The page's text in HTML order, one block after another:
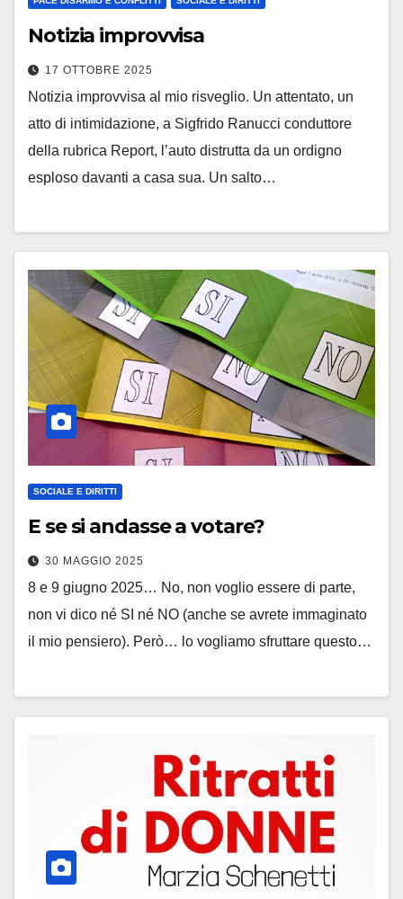
Notizia improvvisa
17 OTTOBRE 2025
Notizia improvvisa al mio risveglio. Un attentato, un
atto di intimidazione, a Sigfrido Ranucci conduttore
della rubrica Report, l’auto distrutta da un ordigno
esploso davanti a casa sua. Un salto…
SOCIALE E DIRITTI
E se si andasse a votare?
30 MAGGIO 2025
8 e 9 giugno 2025… No, non voglio essere di parte,
non vi dico né SI né NO (anche se avrete immaginato
il mio pensiero). Però… lo vogliamo sfruttare questo…